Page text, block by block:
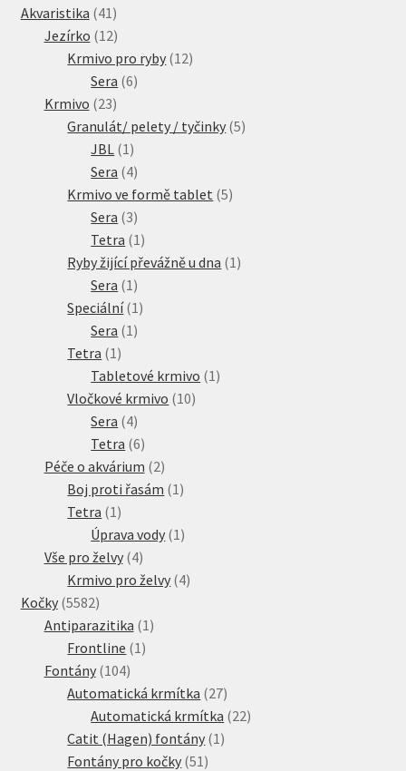
Akvaristika 41 41
produktů
Jezírko 1212
produktů
Krmivo pro ryby 1212
Sera 66
Krmivo 2323
produktů
Granulát/ pelety / tyčinky 55
JBL 1 1
produkt
Sera 44
produkty
Krmivo ve formě tablet 55
Sera 33
produkty
Tetra 1 1
produkt
Ryby žijící převážně u dna 1 1
Sera 1 1
produkt
Speciální 1 1
Sera 1 1
Tetra 1 1
produkt
Tabletové krmivo 1 1
Vločkové krmivo 1010
Sera 44
produkty
Tetra 66
produktů
Péče o akvárium 22
produkty
Boj proti řasám 1 1
Tetra 1 1
produkt
Úprava vody 1 1
Vše pro želvy 44
produkty
Krmivo pro želvy 44
Kočky 55825582
produktů
Antiparazitika 1 1
Frontline 1 1
Fontány 104104
produktů
Automatická krmítka 2727
produktů
Automatická krmítka 2222
Catit (Hagen) fontány 1 1
Fontány pro kočky 51 51